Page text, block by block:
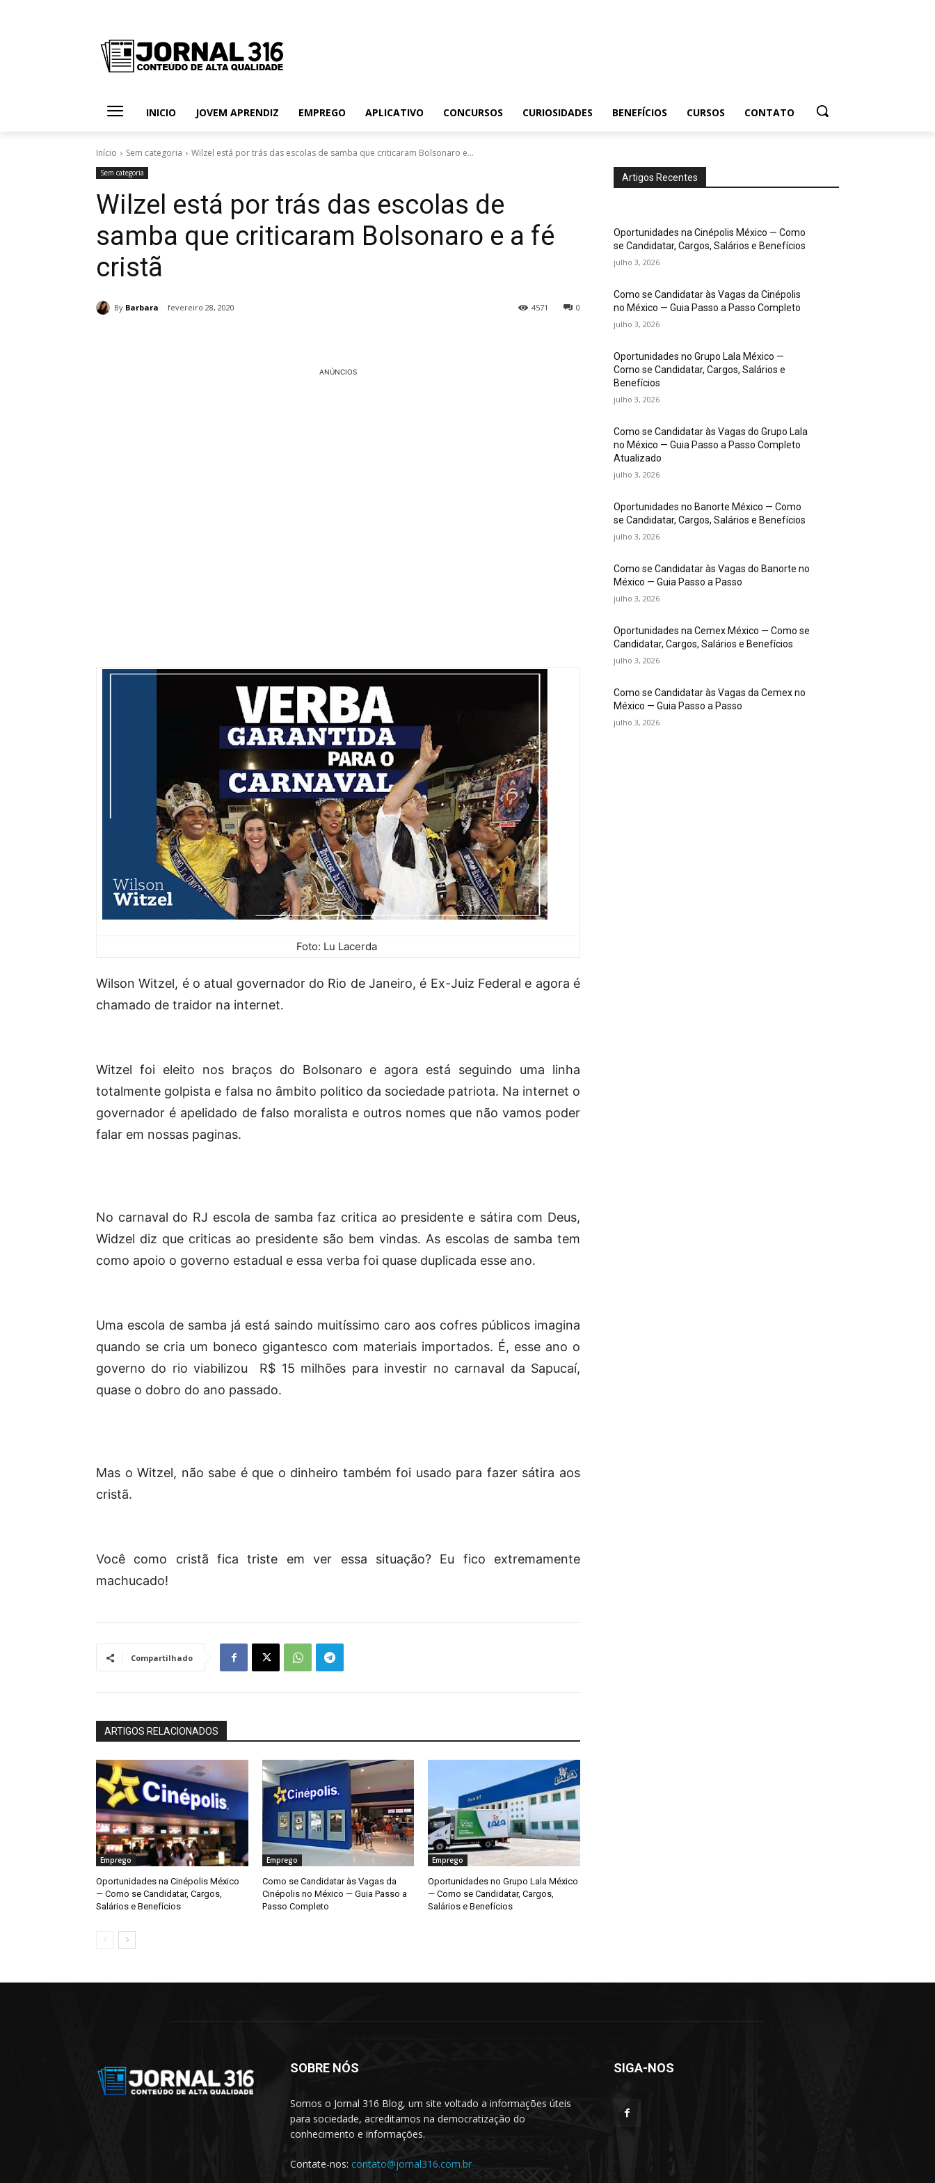
INICIO JOVEM APRENDIZ EMPREGO APLICATIVO CONCURSOS CURIOSIDADES BENEFÍCIOS CURSOS CONTATO
Início Sem categoria Wilzel está por trás das escolas de samba que criticaram Bolsonaro e...
Sem categoria
Wilzel está por trás das escolas de
samba que criticaram Bolsonaro e a fé
cristã
By Barbara fevereiro 28, 2020 0
4571
ANÚNCIOS
Foto: Lu Lacerda
Wilson Witzel, é o atual governador do Rio de Janeiro, é Ex-Juiz Federal e agora é
chamado de traidor na internet.
Witzel foi eleito nos braços do Bolsonaro e agora está seguindo uma linha
totalmente golpista e falsa no âmbito politico da sociedade patriota. Na internet o
governador é apelidado de falso moralista e outros nomes que não vamos poder
falar em nossas paginas.
No carnaval do RJ escola de samba faz critica ao presidente e sátira com Deus,
Widzel diz que criticas ao presidente são bem vindas. As escolas de samba tem
como apoio o governo estadual e essa verba foi quase duplicada esse ano.
Uma escola de samba já está saindo muitíssimo caro aos cofres públicos imagina
quando se cria um boneco gigantesco com materiais importados. É, esse ano o
governo do rioviabilizou R$ 15 milhões para investir no carnaval da Sapucaí,
quase o dobro do ano passado.
Mas o Witzel, não sabe é que o dinheiro também foi usado para fazer sátira aos
cristã.
Você como cristã fica triste em ver essa situação? Eu fico extremamente
machucado!
Compartilhado
ARTIGOS RELACIONADOS
Emprego
Oportunidades na Cinépolis México
— Como se Candidatar, Cargos,
Salários e Benefícios
Emprego
Como se Candidatar às Vagas da
Cinépolis no México — Guia Passo a
Passo Completo
Emprego
Oportunidades no Grupo Lala México
— Como se Candidatar, Cargos,
Salários e Benefícios
Artigos Recentes
Oportunidades na Cinépolis México — Como
se Candidatar, Cargos, Salários e Benefícios
julho 3, 2026
Como se Candidatar às Vagas da Cinépolis
no México — Guia Passo a Passo Completo
julho 3, 2026
Oportunidades no Grupo Lala México —
Como se Candidatar, Cargos, Salários e
Benefícios
julho 3, 2026
Como se Candidatar às Vagas do Grupo Lala
no México — Guia Passo a Passo Completo
Atualizado
julho 3, 2026
Oportunidades no Banorte México — Como
se Candidatar, Cargos, Salários e Benefícios
julho 3, 2026
Como se Candidatar às Vagas do Banorte no
México — Guia Passo a Passo
julho 3, 2026
Oportunidades na Cemex México — Como se
Candidatar, Cargos, Salários e Benefícios
julho 3, 2026
Como se Candidatar às Vagas da Cemex no
México — Guia Passo a Passo
julho 3, 2026
SOBRE NÓS
Somos o Jornal 316 Blog, um site voltado a informações úteis
para sociedade, acreditamos na democratização do
conhecimento e informações.
Contate-nos: contato@jornal316.com.br
SIGA-NOS